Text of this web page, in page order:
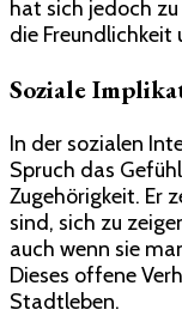
hat sich jedoch
die Freundlichkeit
Soziale
In der sozialen
Spruch das
Zugehörigkeit. Er
sind, sich zu
auch wenn sie
Dieses offene
Stadtleben.